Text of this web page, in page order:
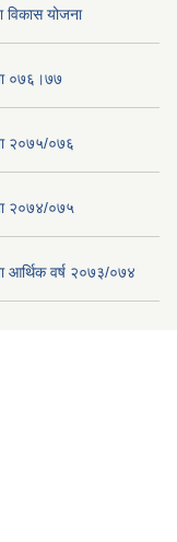
विकास योजना
०७६।७७
२०७५/०७६
२०७४/०७५
आर्थिक वर्ष २०७३/०७४